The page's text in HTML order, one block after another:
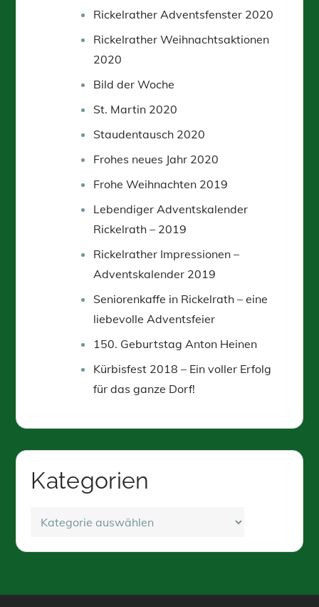
Rickelrather Adventsfenster 2020
Rickelrather Weihnachtsaktionen
2020
Bild der Woche
St. Martin 2020
Staudentausch 2020
Frohes neues Jahr 2020
Frohe Weihnachten 2019
Lebendiger Adventskalender
Rickelrath – 2019
Rickelrather Impressionen –
Adventskalender 2019
Seniorenkaffe in Rickelrath – eine
liebevolle Adventsfeier
150. Geburtstag Anton Heinen
Kürbisfest 2018 – Ein voller Erfolg
für das ganze Dorf!
Kategorien
Kategorien